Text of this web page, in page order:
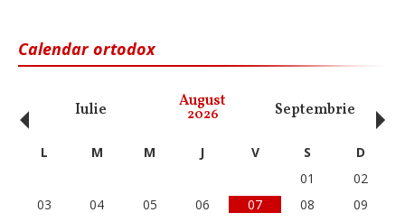
Calendar ortodox
Iulie August
2026 Septembrie
‹ L M M J V S
D
01
02
03
04 05 06 07 08 09